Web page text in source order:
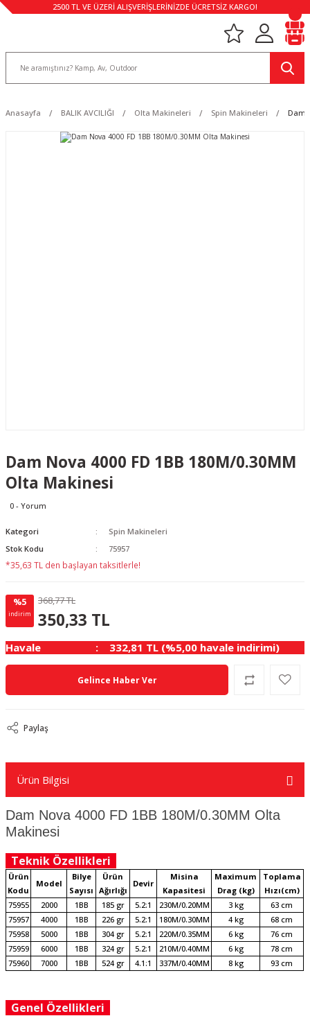
2500 TL VE ÜZERİ ALIŞVERİŞLERİNİZDE ÜCRETSİZ KARGO!
Anasayfa BALIK AVCILIĞI Olta Makineleri Spin Makineleri Dam
Dam Nova 4000 FD 1BB 180M/0.30MM
Olta Makinesi
0 - Yorum
Kategori
Spin Makineleri
Stok Kodu
75957
*35,63 TL den başlayan taksitlerle!
%5
indirim
368,77 TL
350,33 TL
Havale 332,81 TL (%5,00 havale indirimi)
Gelince Haber Ver
Paylaş
Ürün Bilgisi
Dam Nova 4000 FD 1BB 180M/0.30MM Olta
Makinesi
Teknik Özellikleri
Ürün
Kodu
Model
Bilye
Sayısı
Ürün
Ağırlığı
Devir
Misina
Kapasitesi
Maximum
Drag (kg)
Toplama
Hızı(cm)
75955
2000 1BB 185 gr 5.2:1 230M/0.20MM 3 kg
63 cm
75957
4000 1BB 226 gr 5.2:1 180M/0.30MM 4 kg
68 cm
75958
5000 1BB 304 gr 5.2:1 220M/0.35MM 6 kg
76 cm
75959
6000 1BB 324 gr 5.2:1 210M/0.40MM 6 kg
78 cm
75960
7000 1BB 524 gr 4.1:1 337M/0.40MM 8 kg 93 cm
Genel Özellikleri